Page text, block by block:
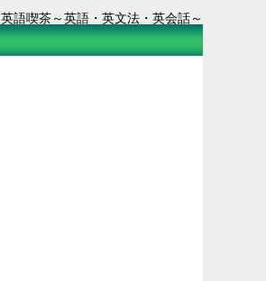
英語喫茶～英語・英文法・英会話～